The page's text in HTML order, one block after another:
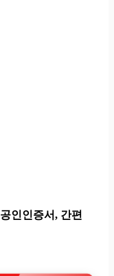
공인인증서, 간편